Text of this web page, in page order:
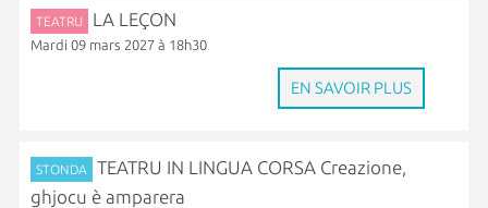
TEATRU LA LEÇON
Mardi 09 mars 2027 à 18h30
EN SAVOIR PLUS
STONDA
TEATRU IN LINGUA CORSA Creazione,
ghjocu è amparera